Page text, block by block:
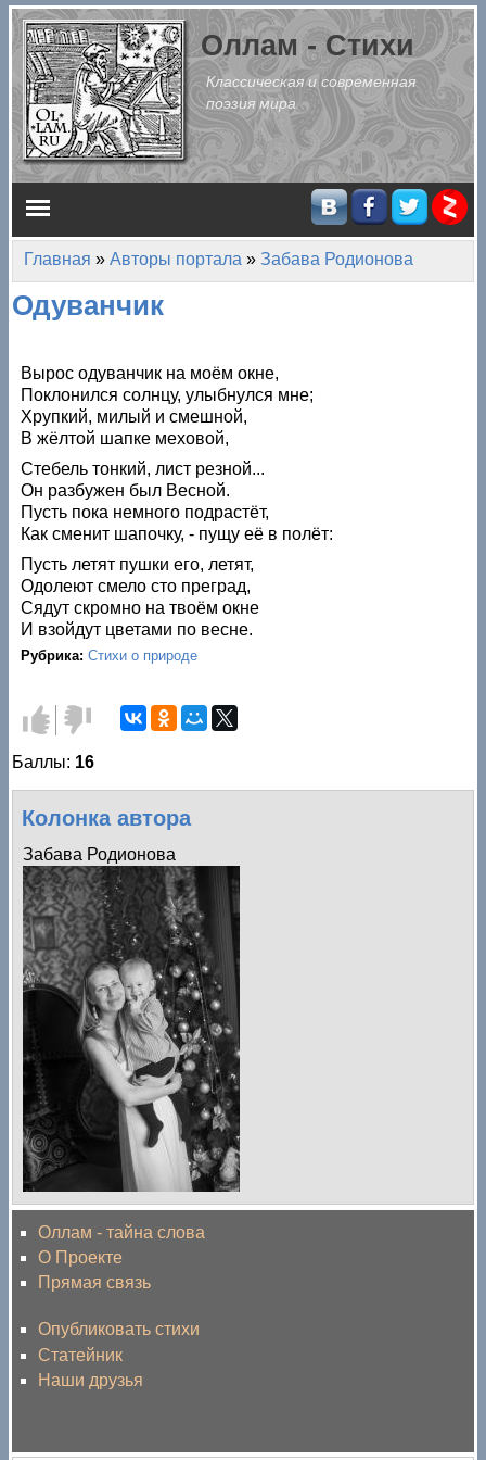
Перейти к основному содержанию
Оллам - Стихи
Классическая и современная
поэзия мира
Главное меню
Вы здесь
Главная » Авторы портала » Забава Родионова
Одуванчик
Вырос одуванчик на моём окне,
Поклонился солнцу, улыбнулся мне;
Хрупкий, милый и смешной,
В жёлтой шапке меховой,
Стебель тонкий, лист резной...
Он разбужен был Весной.
Пусть пока немного подрастёт,
Как сменит шапочку, - пущу её в полёт:
Пусть летят пушки его, летят,
Одолеют смело сто преград,
Сядут скромно на твоём окне
И взойдут цветами по весне.
Рубрика:Стихи о природе
Голос
за!
Голос
против!
Баллы: 16
Колонка автора
Забава Родионова
Оллам - тайна слова
О Проекте
Прямая связь
Опубликовать стихи
Статейник
Наши друзья